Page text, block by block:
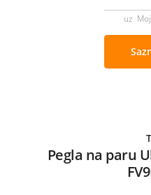
uz
Pegla na paru